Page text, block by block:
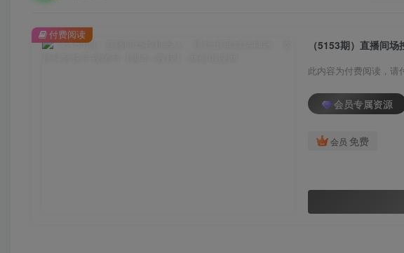
此内容为付费阅读，请
会员专属资源
会员 免费
付费阅读